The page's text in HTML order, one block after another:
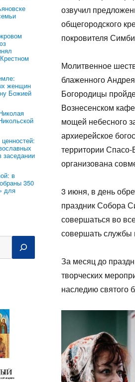
женщин
Божией
заседании
в
350
для
озвучил
общегородского
покровителя
Молитвенное
блаженного
Богородицы
Вознесенском
мощей небесного
архиерейское
территории Спасо-
организована
3 июня, в день
праздник Собора
совершаться во
совершать службы
За месяц до
творческих
наследию святого